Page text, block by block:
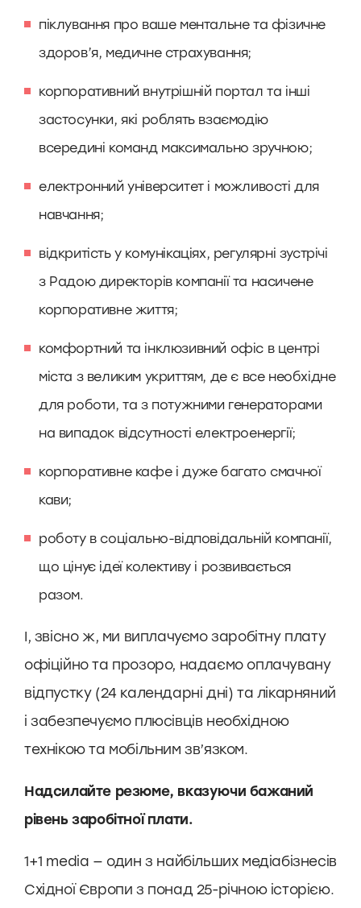
піклування про ваше ментальне та фізичне
здоров’я, медичне страхування;
корпоративний внутрішній портал та інші
застосунки, які роблять взаємодію
всередині команд максимально зручною;
електронний університет і можливості для
навчання;
відкритість у комунікаціях, регулярні зустрічі
з Радою директорів компанії та насичене
корпоративне життя;
комфортний та інклюзивний офіс в центрі
міста з великим укриттям, де є все необхідне
для роботи, та з потужними генераторами
на випадок відсутності електроенергії;
корпоративне кафе і дуже багато смачної
кави;
роботу в соціально-відповідальній компанії,
що цінує ідеї колективу і розвивається
разом.
І, звісно ж, ми виплачуємо заробітну плату
офіційно та прозоро, надаємо оплачувану
відпустку (24 календарні дні) та лікарняний
і забезпечуємо плюсівців необхідною
технікою та мобільним зв’язком.
Надсилайте резюме, вказуючи бажаний
рівень заробітної плати.
1+1 media — один з найбільших медіабізнесів
Східної Європи з понад 25-річною історією.